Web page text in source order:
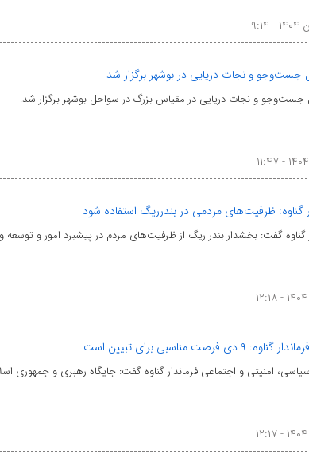
جست‌وجو و نجات دریایی در بوشهر برگزار شد
جست‌وجو و نجات دریایی در مقیاس بزرگ در سواحل بوشهر برگزار شد.
گناوه: ظرفیت‌های مردمی در بندرریگ استفاده شود
گناوه گفت: بخشدار بندر ریگ از ظرفیت‌های مردم در پیشبرد امور و توسعه
۹ دی فرصت مناسبی برای تبیین است
امنیتی و اجتماعی فرماندار گناوه گفت: جایگاه رهبری و جمهوری